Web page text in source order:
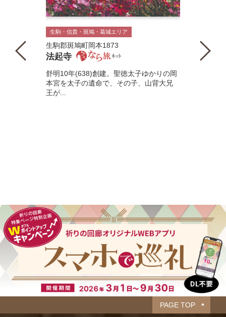
生駒・信貴・斑鳩・葛城エリア
生駒郡斑鳩町岡本1873
法起寺
舒明10年(638)創建。聖徳太子ゆかりの岡
本宮を太子の遺命で、その子、山背大兄
王が...
PAGE TOP